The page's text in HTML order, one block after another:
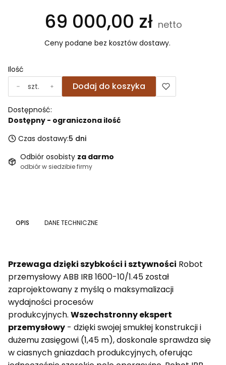
Cena
69 000,00 zł
Ceny podane bez kosztów dostawy.
Ilość
szt.
Dodaj do koszyka
Dostępność:
Dostępny - ograniczona ilość
Czas dostawy:5 dni
Odbiór osobisty za darmo
odbiór w siedzibie firmy
OPIS DANE TECHNICZNE
Przewaga dzięki szybkości i sztywności Robot
przemysłowy ABB IRB 1600-10/1.45 został
zaprojektowany z myślą o maksymalizacji
wydajności procesów
produkcyjnych. Wszechstronny ekspert
przemysłowy - dzięki swojej smukłej konstrukcji i
dużemu zasięgowi (1,45 m), doskonale sprawdza się
w ciasnych gniazdach produkcyjnych, oferując